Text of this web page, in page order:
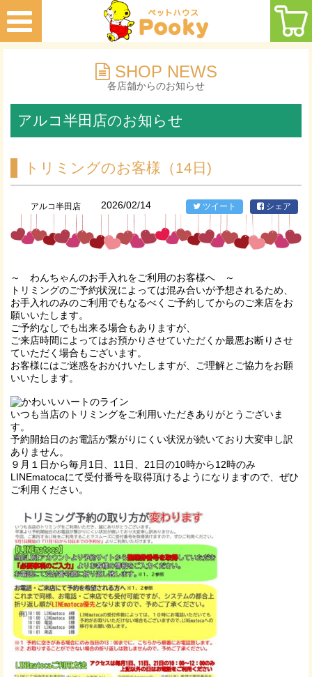
SHOP NEWS
各店舗からのお知らせ
アルコ半田店のお知らせ
トリミングのお客様（14日)
アルコ半田店 2026/02/14 ツイート シェア
～ わんちゃんのお手入れをご利用のお客様へ ～
トリミングのご予約状況によっては混み合いが予想されるため、
お手入れのみのご利用でもなるべくご予約してからのご来店をお
願いいたします。
ご予約なしでも出来る場合もありますが、
ご来店時間によってはお預かりさせていただくか最悪お断りさせ
ていただく場合もございます。
お客様にはご迷惑をおかけいたしますが、ご理解とご協力をお願
いいたします。
いつも当店のトリミングをご利用いただきありがとうございま
す。
予約開始日のお電話が繋がりにくい状況が続いており大変申し訳
ありません。
９月１日から毎月1日、11日、21日の10時から12時のみ
LINEmatocaにて受付番号を取得頂けるようになりますので、ぜひ
ご利用ください。